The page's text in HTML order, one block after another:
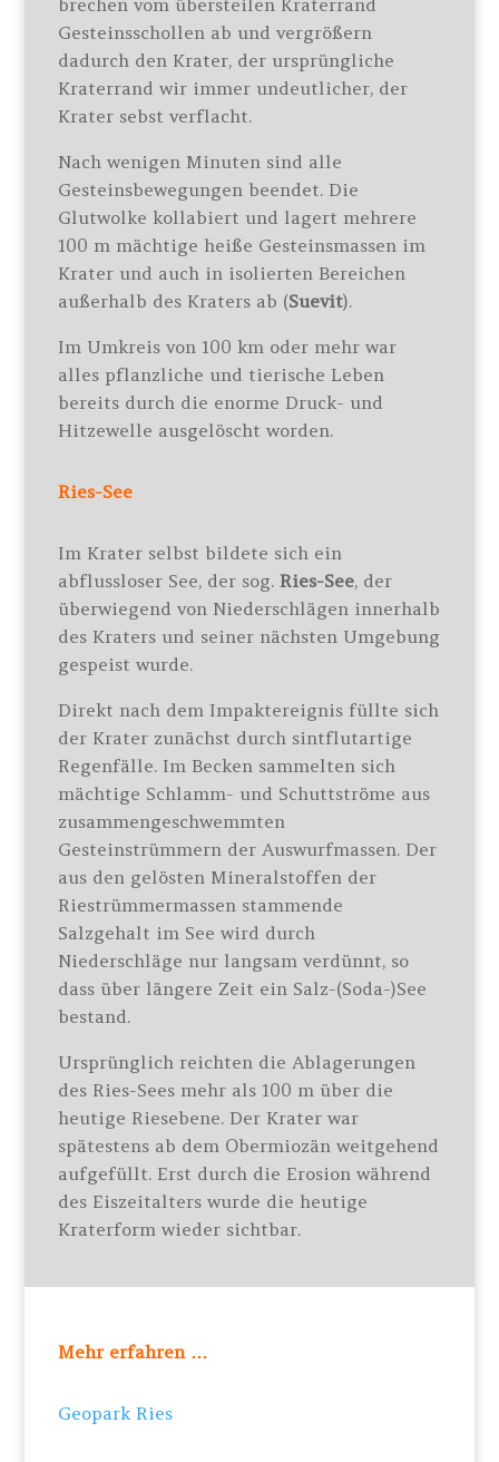
brechen vom übersteilen Kraterrand
Gesteinsschollen ab und vergrößern
dadurch den Krater, der ursprüngliche
Kraterrand wir immer undeutlicher, der
Krater sebst verflacht.
Nach wenigen Minuten sind alle
Gesteinsbewegungen beendet. Die
Glutwolke kollabiert und lagert mehrere
100 m mächtige heiße Gesteinsmassen im
Krater und auch in isolierten Bereichen
außerhalb des Kraters ab (Suevit).
Im Umkreis von 100 km oder mehr war
alles pflanzliche und tierische Leben
bereits durch die enorme Druck- und
Hitzewelle ausgelöscht worden.
Ries-See
Im Krater selbst bildete sich ein
abflussloser See, der sog.Ries-See, der
überwiegend von Niederschlägen innerhalb
des Kraters und seiner nächsten Umgebung
gespeist wurde.
Direkt nach dem Impaktereignis füllte sich
der Krater zunächst durch sintflutartige
Regenfälle. Im Becken sammelten sich
mächtige Schlamm- und Schuttströme aus
zusammengeschwemmten
Gesteinstrümmern der Auswurfmassen. Der
aus den gelösten Mineralstoffen der
Riestrümmermassen stammende
Salzgehalt im See wird durch
Niederschläge nur langsam verdünnt, so
dass über längere Zeit ein Salz-(Soda-)See
bestand.
Ursprünglich reichten die Ablagerungen
des Ries-Sees mehr als 100 m über die
heutige Riesebene. Der Krater war
spätestens ab dem Obermiozän weitgehend
aufgefüllt. Erst durch die Erosion während
des Eiszeitalters wurde die heutige
Kraterform wieder sichtbar.
Mehr erfahren …
Geopark Ries